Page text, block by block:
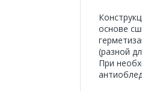
основе
(разной
При